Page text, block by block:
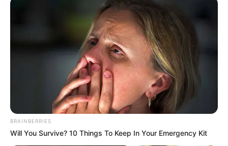
BRAINBERRIES
Will You Survive? 10 Things To Keep In Your Emergency Kit